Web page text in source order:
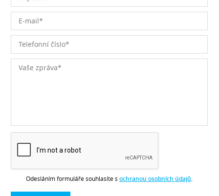
Odesláním formuláře souhlasíte s ochranou osobních údajů.